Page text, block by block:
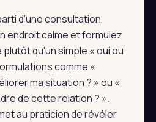
d'une consultation,
endroit calme et formulez
qu'un simple « oui ou
comme «
ma situation ? » ou «
de cette relation ? ».
au praticien de révéler